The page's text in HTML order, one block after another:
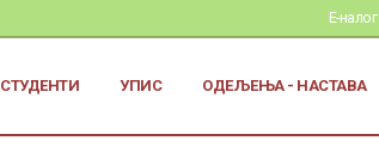
Е-налог
СТУДЕНТИ УПИС ОДЕЉЕЊА - НАСТАВА